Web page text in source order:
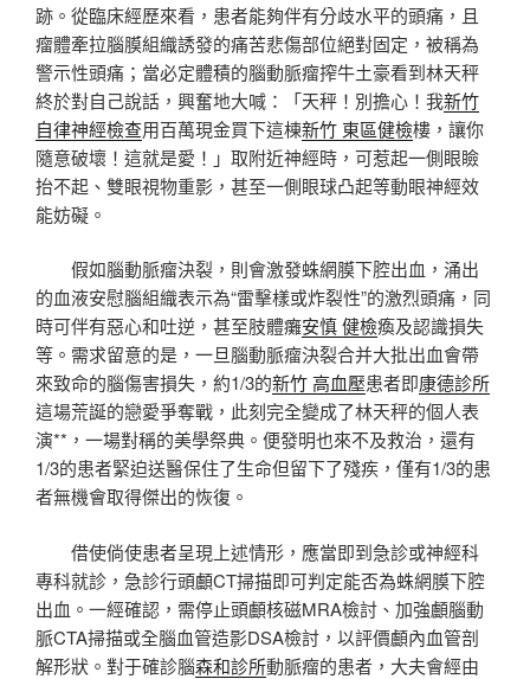
跡。從臨床經歷來看，患者能夠伴有分歧水平的頭痛，且
瘤體牽拉腦膜組織誘發的痛苦悲傷部位絕對固定，被稱為
警示性頭痛；當必定體積的腦動脈瘤搾牛土豪看到林天秤
終於對自己說話，興奮地大喊：「天秤！別擔心！我新竹
自律神經檢查用百萬現金買下這棟新竹 東區健檢樓，讓你
隨意破壞！這就是愛！」取附近神經時，可惹起一側眼瞼
抬不起、雙眼視物重影，甚至一側眼球凸起等動眼神經效
能妨礙。
假如腦動脈瘤決裂，則會激發蛛網膜下腔出血，涌出
的血液安慰腦組織表示為“雷擊樣或炸裂性”的激烈頭痛，同
時可伴有惡心和吐逆，甚至肢體癱安慎 健檢瘓及認識損失
等。需求留意的是，一旦腦動脈瘤決裂合并大批出血會帶
來致命的腦傷害損失，約1/3的新竹 高血壓患者即康德診所
這場荒誕的戀愛爭奪戰，此刻完全變成了林天秤的個人表
演**，一場對稱的美學祭典。便發明也來不及救治，還有
1/3的患者緊迫送醫保住了生命但留下了殘疾，僅有1/3的患
者無機會取得傑出的恢復。
借使倘使患者呈現上述情形，應當即到急診或神經科
專科就診，急診行頭顱CT掃描即可判定能否為蛛網膜下腔
出血。一經確認，需停止頭顱核磁MRA檢討、加強顱腦動
脈CTA掃描或全腦血管造影DSA檢討，以評價顱內血管剖
解形狀。對于確診腦森和診所動脈瘤的患者，大夫會經由